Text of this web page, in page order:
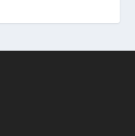
la sécurité,
principaux axes de